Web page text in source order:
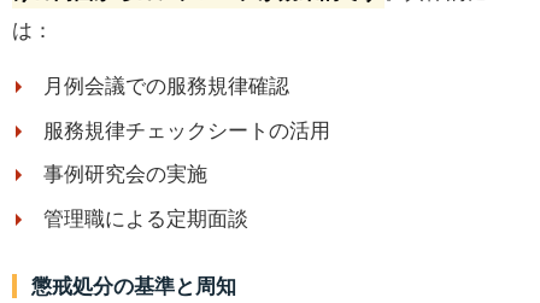
は：
月例会議での服務規律確認
服務規律チェックシートの活用
事例研究会の実施
管理職による定期面談
懲戒処分の基準と周知